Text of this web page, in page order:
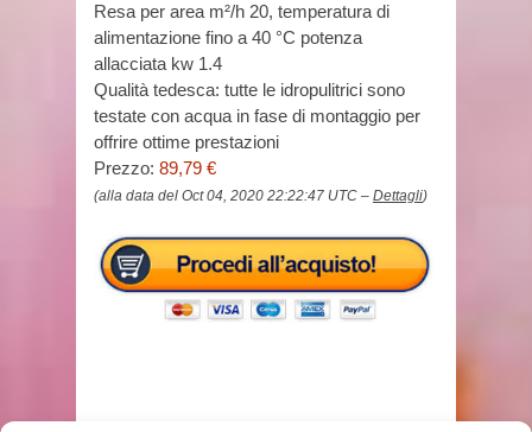
Resa per area m²/h 20, temperatura di
alimentazione fino a 40 °C potenza
allacciata kw 1.4
Qualità tedesca: tutte le idropulitrici sono
testate con acqua in fase di montaggio per
offrire ottime prestazioni
Prezzo: 89,79 €
(alla data del Oct 04, 2020 22:22:47 UTC – Dettagli)